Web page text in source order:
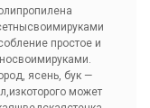
простое и
ясень, бук —
может